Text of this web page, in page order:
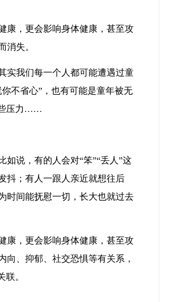
康，更会影响身体健康，甚至攻
消失。
实我们每一个人都可能遭遇过童
不省心”，也有可能是童年被无
些压力……
说，有的人会对“笨”“丢人”这
抖；有人一跟人亲近就想往后
间能抚慰一切，长大也就过去
康，更会影响身体健康，甚至攻
向、抑郁、社交恐惧等有关系，
。